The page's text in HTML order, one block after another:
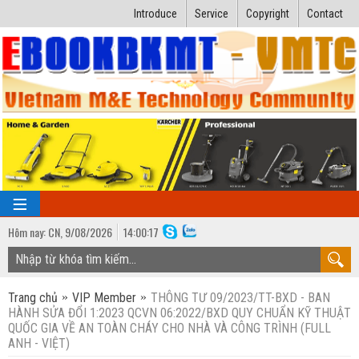
Contact
Copyright
Service
Introduce
TRANG CHỦ
Bài giảng kỹ thuật
Ngành Nhiệt lạnh
Luận văn kỹ thuật
Hôm nay:CN, 9/08/2026 14:00:18
Trang chủ VIP Member
THÔNG TƯ 09/2023/TT-BXD - BAN
HÀNH SỬA ĐỔI 1:2023 QCVN 06:2022/BXD QUY CHUẨN KỸ THUẬT
QUỐC GIA VỀ AN TOÀN CHÁY CHO NHÀ VÀ CÔNG TRÌNH (FULL
ANH - VIỆT)